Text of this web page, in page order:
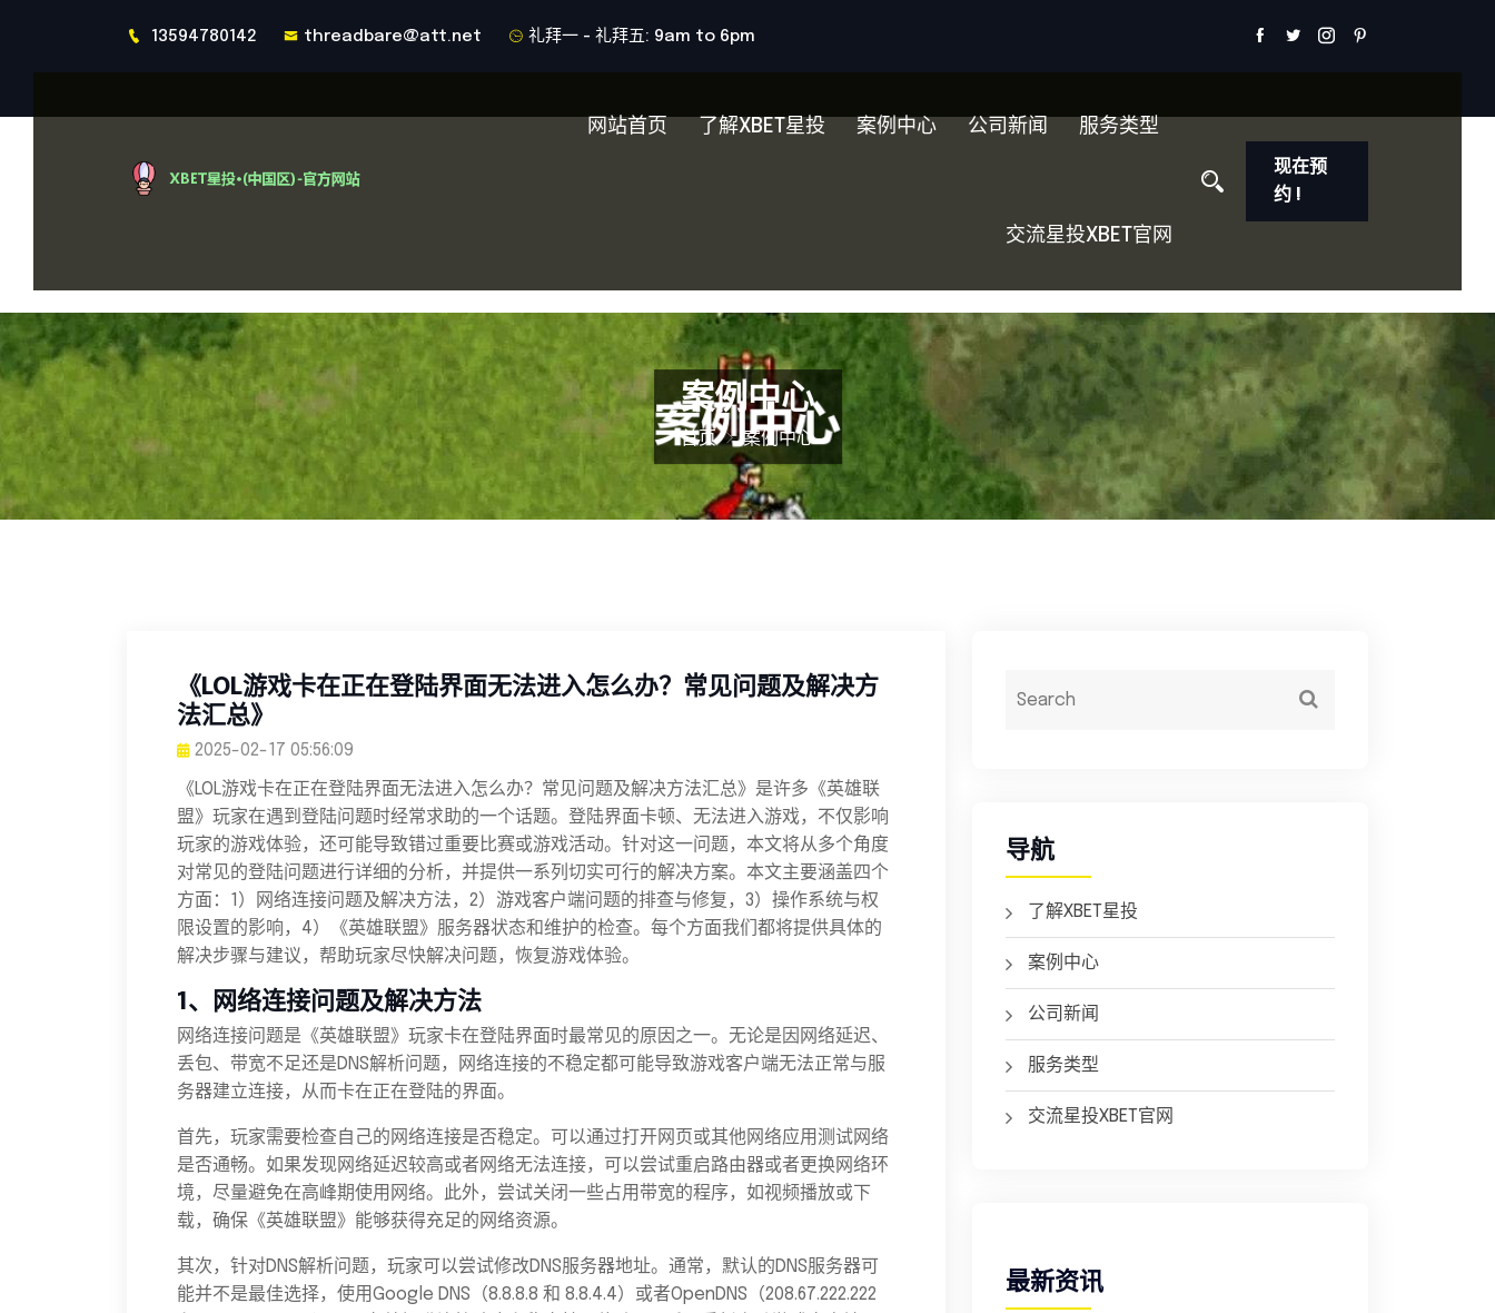
13594780142 threadbare@att.net 礼拜一 - 礼拜五: 9am to 6pm
网站首页 了解XBET星投 案例中心 公司新闻 服务类型
交流星投XBET官网
现在预
约 !
案例中心
首页 案例中心
《LOL游戏卡在正在登陆界面无法进入怎么办？常见问题及解决方
法汇总》
2025-02-17 05:56:09
《LOL游戏卡在正在登陆界面无法进入怎么办？常见问题及解决方法汇总》是许多《英雄联
盟》玩家在遇到登陆问题时经常求助的一个话题。登陆界面卡顿、无法进入游戏，不仅影响
玩家的游戏体验，还可能导致错过重要比赛或游戏活动。针对这一问题，本文将从多个角度
对常见的登陆问题进行详细的分析，并提供一系列切实可行的解决方案。本文主要涵盖四个
方面：1）网络连接问题及解决方法，2）游戏客户端问题的排查与修复，3）操作系统与权
限设置的影响，4）《英雄联盟》服务器状态和维护的检查。每个方面我们都将提供具体的
解决步骤与建议，帮助玩家尽快解决问题，恢复游戏体验。
1、网络连接问题及解决方法
网络连接问题是《英雄联盟》玩家卡在登陆界面时最常见的原因之一。无论是因网络延迟、
丢包、带宽不足还是DNS解析问题，网络连接的不稳定都可能导致游戏客户端无法正常与服
务器建立连接，从而卡在正在登陆的界面。
首先，玩家需要检查自己的网络连接是否稳定。可以通过打开网页或其他网络应用测试网络
是否通畅。如果发现网络延迟较高或者网络无法连接，可以尝试重启路由器或者更换网络环
境，尽量避免在高峰期使用网络。此外，尝试关闭一些占用带宽的程序，如视频播放或下
载，确保《英雄联盟》能够获得充足的网络资源。
其次，针对DNS解析问题，玩家可以尝试修改DNS服务器地址。通常，默认的DNS服务器可
能并不是最佳选择，使用Google DNS（8.8.8.8 和 8.8.4.4）或者OpenDNS（208.67.222.222
导航
了解XBET星投
案例中心
公司新闻
服务类型
交流星投XBET官网
最新资讯